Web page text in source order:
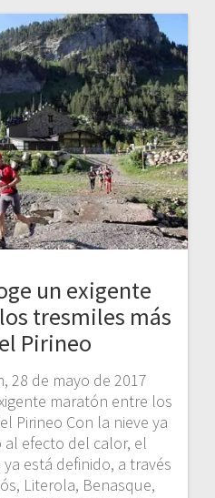
un exigente
tresmiles más
Pirineo
28 de mayo de 2017
maratón entre los
Pirineo Con la nieve ya
efecto del calor, el
está definido, a través
Literola, Benasque,